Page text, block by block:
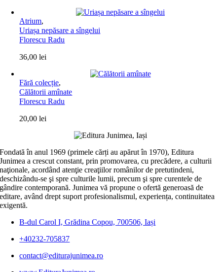
Atrium,
Uriașa nepăsare a sîngelui
Florescu Radu
36,00lei
Fără colecție,
Călătorii amînate
Florescu Radu
20,00lei
Fondată în anul 1969 (primele cărți au apărut în 1970), Editura
Junimea a crescut constant, prin promovarea, cu precădere, a culturii
naţionale, acordând atenţie creaţiilor românilor de pretutindeni,
deschizându-se şi spre culturile lumii, precum şi spre curentele de
gândire contemporană. Junimea vă propune o ofertă generoasă de
editare, având drept suport profesionalismul, experiența, continuitatea
exigentă.
B-dul Carol I, Grădina Copou, 700506, Iași
+40232-705837
contact@editurajunimea.ro